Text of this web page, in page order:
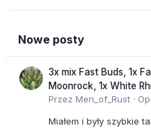
Nowe posty
3x mix Fast Buds, 1x
Moonrock, 1x White
Przez Men_of_Rust ·
Miałem i były szybkie